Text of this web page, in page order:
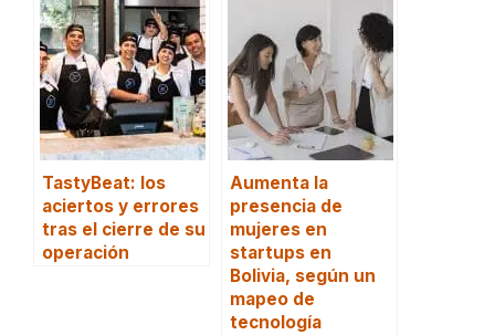
TastyBeat: los
aciertos y errores
tras el cierre de su
operación
Aumenta la
presencia de
mujeres en
startups en
Bolivia, según un
mapeo de
tecnología